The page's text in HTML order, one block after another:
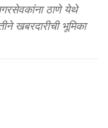
ठाणे येथे
खबरदारीची भूमिका